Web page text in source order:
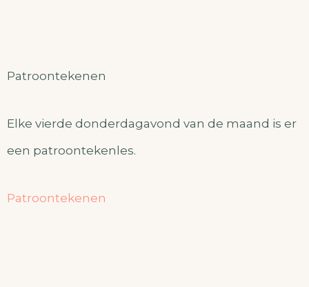
Patroontekenen
Elke vierde donderdagavond van de maand is er
een patroontekenles.
Patroontekenen